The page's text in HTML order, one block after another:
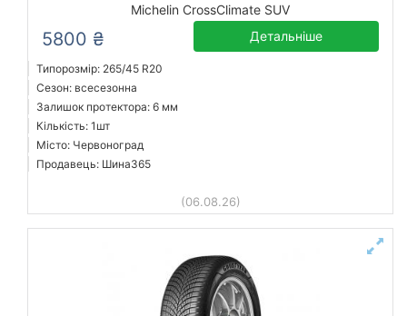
Michelin CrossClimate SUV
5800 ₴ Детальніше
Типорозмір: 265/45 R20
Сезон: всесезонна
Залишок протектора: 6 мм
Кількість: 1шт
Місто: Червоноград
Продавець: Шина365
(06.08.26)